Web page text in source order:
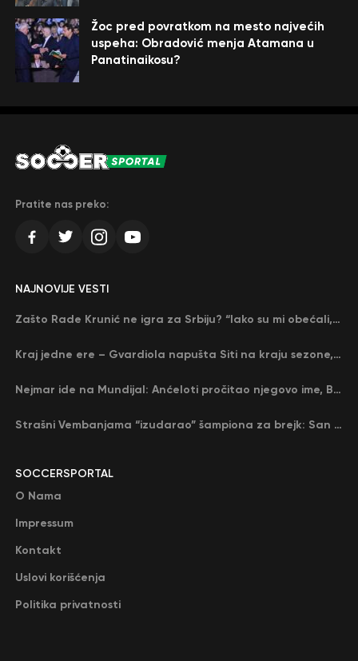
Žoc pred povratkom na mesto najvećih
uspeha: Obradović menja Atamana u
Panatinaikosu?
Pratite nas preko:
SOCCERSPORTAL
O Nama
Impressum
Kontakt
Uslovi korišćenja
Politika privatnosti
NAJNOVIJE VESTI
Zašto Rade Krunić ne igra za Srbiju? “Iako su mi obećali, niko me nije zvao…”
Kraj jedne ere – Gvardiola napušta Siti na kraju sezone, menja ga njegov nekadašnji rival
Nejmar ide na Mundijal: Anćeloti pročitao njegovo ime, Brazil u delirijumu (VIDEO)
Strašni Vembanjama “izudarao” šampiona za brejk: San Antonio poveo protiv Oklahome